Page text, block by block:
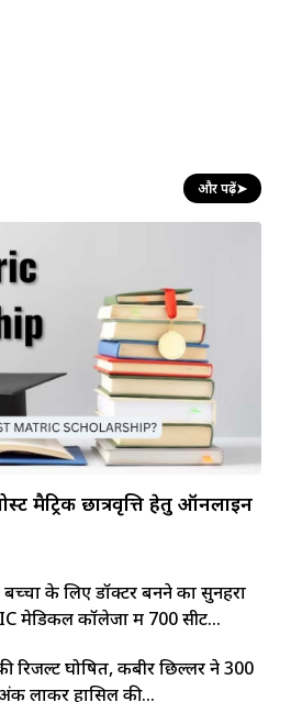
और पढ़ें➤
मैट्रिक छात्रवृत्ति हेतु ऑनलाइन
बच्चों के लिए डॉक्टर बनने का सुनहरा
मेडिकल कॉलेजों में 700 सीटें...
रिजल्ट घोषित, कबीर छिल्लर ने 300
लाकर हासिल की...